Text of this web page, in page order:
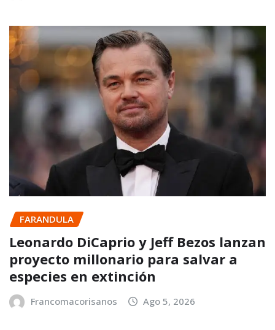
FARANDULA
Leonardo DiCaprio y Jeff Bezos lanzan
proyecto millonario para salvar a
especies en extinción
Francomacorisanos Ago 5, 2026